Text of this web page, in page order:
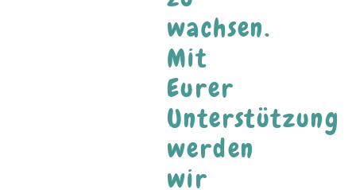
wachsen.
Mit
Eurer
Unterstützung
werden
wir